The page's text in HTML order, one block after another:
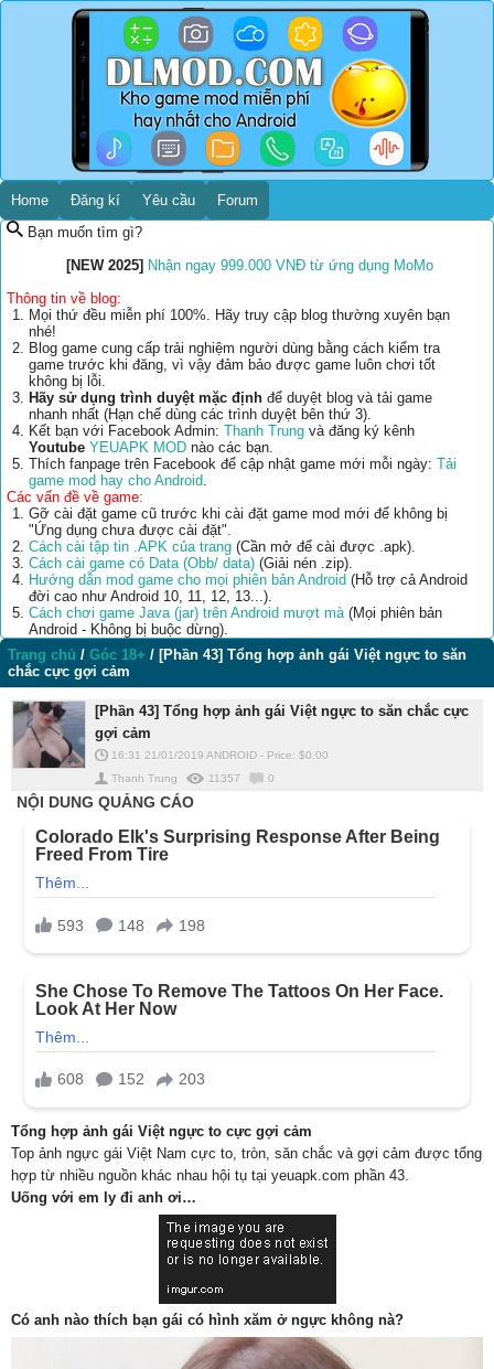
Home Đăng kí Yêu cầu
Forum
Bạn muốn tìm gì?
[NEW 2025] Nhận ngay 999.000 VNĐ từ ứng dụng MoMo
Thông tin về blog:
Mọi thứ đều miễn phí 100%. Hãy truy cập blog thường xuyên bạn
nhé!
Blog game cung cấp trải nghiệm người dùng bằng cách kiểm tra
game trước khi đăng, vì vậy đảm bảo được game luôn chơi tốt
không bị lỗi.
Hãy sử dụng trình duyệt mặc định để duyệt blog và tải game
nhanh nhất (Hạn chế dùng các trình duyệt bên thứ 3).
Kết bạn với Facebook Admin: Thanh Trung và đăng ký kênh
Youtube YEUAPK MOD nào các bạn.
Thích fanpage trên Facebook để cập nhật game mới mỗi ngày: Tải
game mod hay cho Android.
Các vấn đề về game:
Gỡ cài đặt game cũ trước khi cài đặt game mod mới để không bị
"Ứng dụng chưa được cài đặt".
Cách cài tập tin .APK của trang (Cần mở để cài được .apk).
Cách cài game có Data (Obb/ data) (Giải nén .zip).
Hướng dẫn mod game cho mọi phiên bản Android (Hỗ trợ cả Android
đời cao như Android 10, 11, 12, 13...).
Cách chơi game Java (jar) trên Android mượt mà(Mọi phiên bản
Android - Không bị buộc dừng).
Trang chủ / Góc 18+ / [Phần 43] Tổng hợp ảnh gái Việt ngực to săn
chắc cực gợi cảm
[Phần 43] Tổng hợp ảnh gái Việt ngực to săn chắc cực
gợi cảm
16:31 21/01/2019 ANDROID - Price: $0.00
Thanh Trung
11357 0
Tổng hợp ảnh gái Việt ngực to cực gợi cảm
Top ảnh ngực gái Việt Nam cực to, tròn, săn chắc và gợi cảm được tổng
hợp từ nhiều nguồn khác nhau hội tụ tại yeuapk.com phần 43.
Uống với em ly đi anh ơi…
Có anh nào thích bạn gái có hình xăm ở ngực không nà?